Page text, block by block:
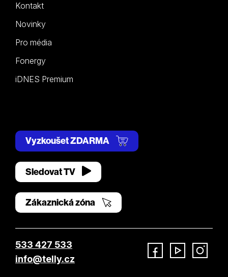
Kontakt
Novinky
Pro média
Fonergy
iDNES Premium
Vyzkoušet ZDARMA
Sledovat TV
Zákaznická zóna
533 427 533
info@telly.cz